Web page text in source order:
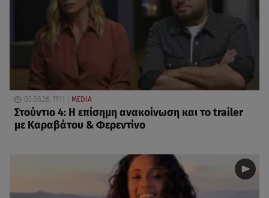
03.08.26, 17:11 MEDIA
Στούντιο 4: Η επίσημη ανακοίνωση και το trailer
με Καραβάτου & Φερεντίνο